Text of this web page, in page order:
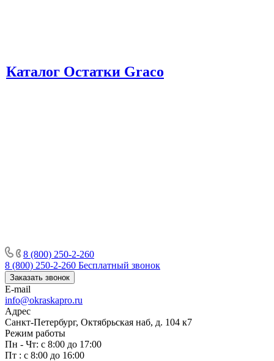
Каталог Остатки Graco
8 (800) 250-2-260
8 (800) 250-2-260 Бесплатный звонок
Заказать звонок
E-mail
info@okraskapro.ru
Адрес
Санкт-Петербург, Октябрьская наб, д. 104 к7
Режим работы
Пн - Чт: с 8:00 до 17:00
Пт : с 8:00 до 16:00